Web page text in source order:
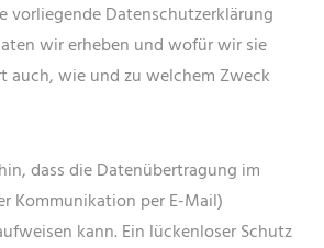
vorliegende Datenschutzerklärung
wir erheben und wofür wir sie
auch, wie und zu welchem Zweck
dass die Datenübertragung im
Kommunikation per E-Mail)
kann. Ein lückenloser Schutz